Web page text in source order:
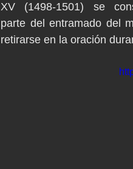
XV (1498-1501) se
parte del entramado del
retirarse en la oración